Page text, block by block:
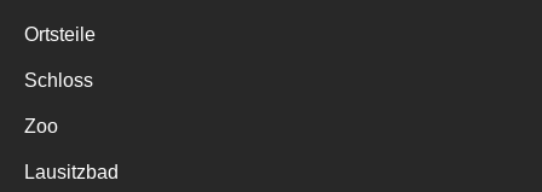
Ortsteile
Schloss
Zoo
Lausitzbad